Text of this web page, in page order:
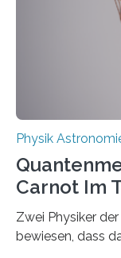
technologie
internationale
Physik
Carnot Im
Zwei Physiker
bewiesen, dass